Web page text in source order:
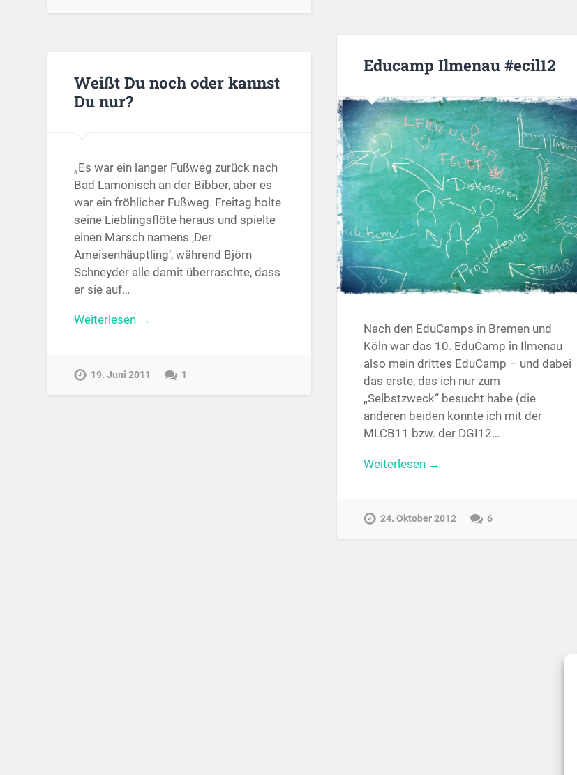
Educamp Ilmenau #ecil12
Nach den EduCamps in Bremen und
Köln war das 10. EduCamp in Ilmenau
also mein drittes EduCamp – und dabei
das erste, das ich nur zum
„Selbstzweck“ besucht habe (die
anderen beiden konnte ich mit der
MLCB11 bzw. der DGI12…
Weiterlesen →
24. Oktober 2012 6
Weißt Du noch oder kannst
Du nur?
„Es war ein langer Fußweg zurück nach
Bad Lamonisch an der Bibber, aber es
war ein fröhlicher Fußweg. Freitag holte
seine Lieblingsflöte heraus und spielte
einen Marsch namens ‚Der
Ameisenhäuptling‘, während Björn
Schneyder alle damit überraschte, dass
er sie auf…
Weiterlesen →
19. Juni 2011 1